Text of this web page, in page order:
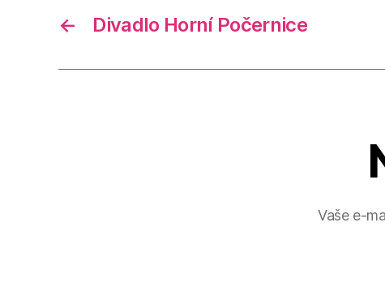
← Divadlo Horní Počernice
Vaše e-